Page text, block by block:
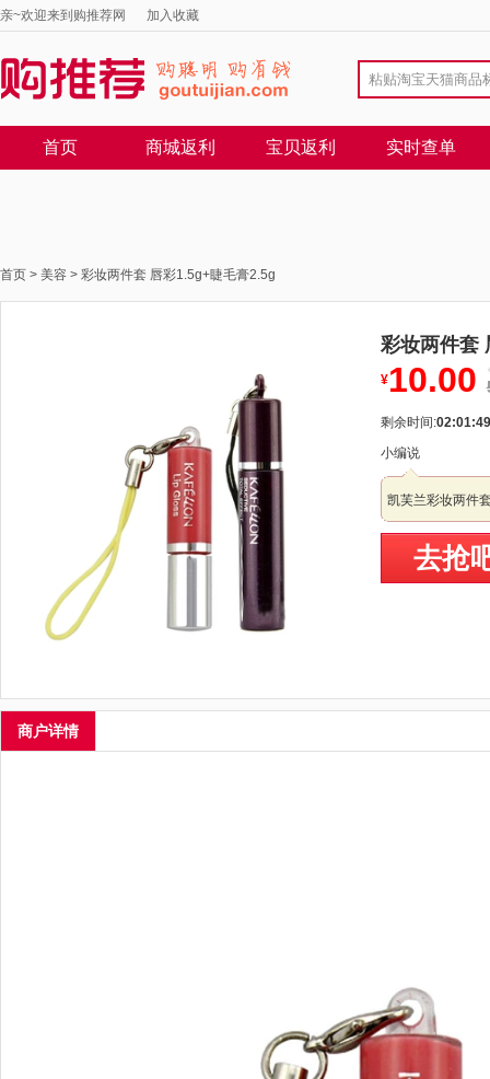
亲~欢迎来到购推荐网 加入收藏
首页 商城返利 宝贝返利 实时查单
首页 > 美容 > 彩妆两件套 唇彩1.5g+睫毛膏2.5g
彩妆两件套
¥10.00
剩余时间:02:01:49
小编说
凯芙兰彩妆两件
去抢
商户详情